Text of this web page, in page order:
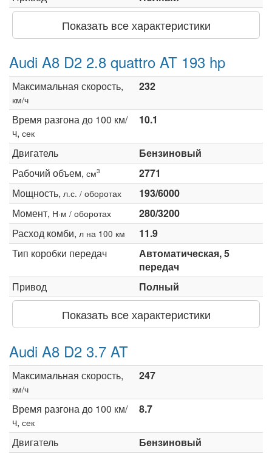
Показать все характеристики
Audi A8 D2 2.8 quattro AT 193 hp
Максимальная скорость,
км/ч
232
Время разгона до 100 км/
ч, сек
10.1
Двигатель
Бензиновый
Рабочий объем, см3
2771
Мощность, л.с. / оборотах
193/6000
Момент, Н·м / оборотах
280/3200
Расход комби, л на 100 км
11.9
Тип коробки передач
Автоматическая, 5
передач
Привод
Полный
Показать все характеристики
Audi A8 D2 3.7 AT
Максимальная скорость,
км/ч
247
Время разгона до 100 км/
ч, сек
8.7
Двигатель
Бензиновый